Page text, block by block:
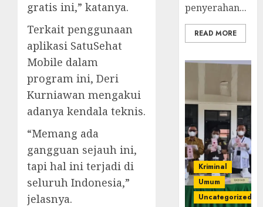
gratis ini,” katanya.
Terkait penggunaan
aplikasi SatuSehat
Mobile dalam
program ini, Deri
Kurniawan mengakui
adanya kendala teknis.
“Memang ada
gangguan sejauh ini,
tapi hal ini terjadi di
seluruh Indonesia,”
jelasnya.
penyerahan...
READ MORE
Kriminal
Umum
Uncategorized